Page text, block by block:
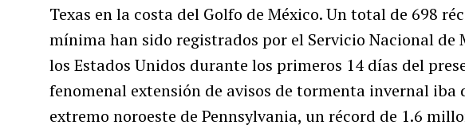
Texas en la costa del Golfo de México. Un total de 698
mínima han sido registrados por el Servicio Nacional de
los Estados Unidos durante los primeros 14 días del
fenomenal extensión de avisos de tormenta invernal iba
extremo noroeste de Pennsylvania, un récord de 1.6